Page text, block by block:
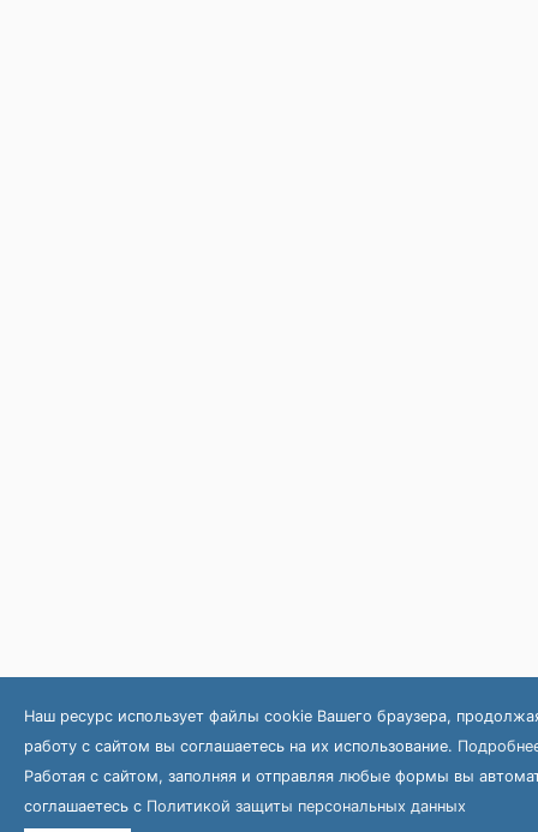
Наш ресурс использует файлы cookie Вашего браузера,
работу с сайтом вы соглашаетесь на их использование.
Работая с сайтом, заполняя и отправляя любые формы вы
соглашаетесь с Политикой защиты персональных данных